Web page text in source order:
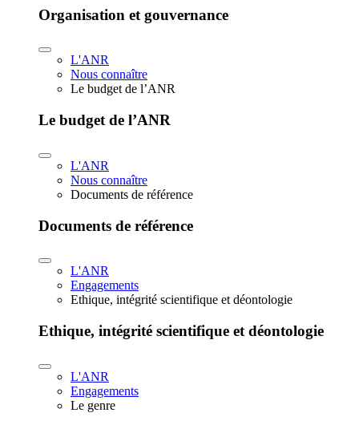
Organisation et gouvernance
L'ANR
Nous connaître
Le budget de l’ANR
Le budget de l’ANR
L'ANR
Nous connaître
Documents de référence
Documents de référence
L'ANR
Engagements
Ethique, intégrité scientifique et déontologie
Ethique, intégrité scientifique et déontologie
L'ANR
Engagements
Le genre